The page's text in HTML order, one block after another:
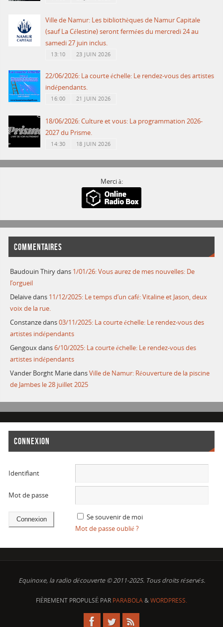
Ville de Namur: Les bibliothèques de Namur Capitale
(sauf La Célestine) seront fermées du mercredi 24 au
samedi 27 juin inclus.
13:10 23 JUIN 2026
22/06/2026: La courte échelle: Le rendez-vous des artistes
indépendants.
16:00 21 JUIN 2026
18/06/2026: Culture et vous: La programmation 2026-
2027 du Prisme.
14:30 18 JUIN 2026
Merci à:
COMMENTAIRES
Baudouin Thirydans 1/01/26: Vous aurez de mes nouvelles: De
l’orgueil
Delaivedans 11/12/2025: Le temps d’un café: Vitaline et Jason, deux
voix de la rue.
Constanzedans03/11/2025: La courte échelle: Le rendez-vous des
artistes indépendants
Gengouxdans6/10/2025: La courte échelle: Le rendez-vous des
artistes indépendants
Vander Borght MariedansVille de Namur: Réouverture de la piscine
de Jambes le 28 juillet 2025
CONNEXION
Identifiant
Mot de passe
Se souvenir de moi
Mot de passe oublié ?
Equinoxe, la radio découverte © 2011-2025. Tous droits réservés.
FIÈREMENT PROPULSÉ PAR PARABOLA&WORDPRESS.